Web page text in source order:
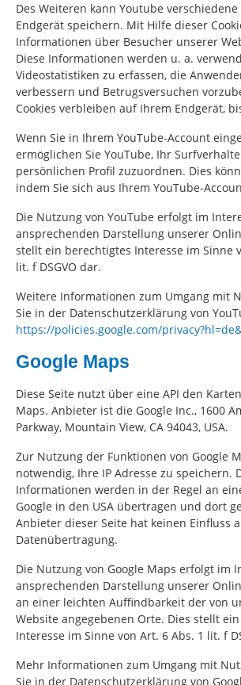
Des Weiteren kann Youtube
Endgerät speichern. Mit Hilfe dieser
Informationen über Besucher unserer
Diese Informationen werden u. a.
Videostatistiken zu erfassen, die
verbessern und Betrugsversuchen
Cookies verbleiben auf Ihrem Endgerät,
Wenn Sie in Ihrem YouTube-Account
ermöglichen Sie YouTube, Ihr
persönlichen Profil zuzuordnen. Dies
indem Sie sich aus Ihrem YouTube-
Die Nutzung von YouTube erfolgt im
ansprechenden Darstellung unserer
stellt ein berechtigtes Interesse im Sinne
lit. f DSGVO dar.
Weitere Informationen zum Umgang mit
Sie in der Datenschutzerklärung von
https://policies.google.com/
Google Maps
Diese Seite nutzt über eine API den
Maps. Anbieter ist die Google Inc., 1600
Parkway, Mountain View, CA 94043, USA.
Zur Nutzung der Funktionen von Google
notwendig, Ihre IP Adresse zu speichern.
Informationen werden in der Regel an
Google in den USA übertragen und dort
Anbieter dieser Seite hat keinen Einfluss
Datenübertragung.
Die Nutzung von Google Maps erfolgt im
ansprechenden Darstellung unserer
an einer leichten Auffindbarkeit der von
Website angegebenen Orte. Dies stellt
Interesse im Sinne von Art. 6 Abs. 1 lit. f
Mehr Informationen zum Umgang mit
Sie in der Datenschutzerklärung von